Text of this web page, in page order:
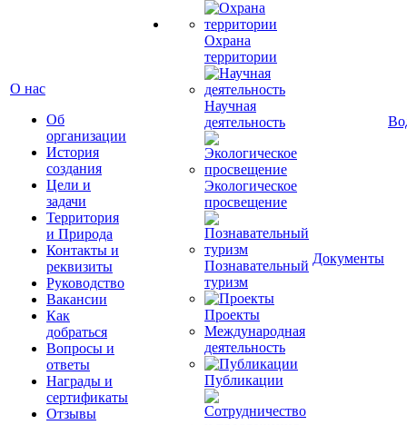
О нас
Об
организации
История
создания
Цели и
задачи
Территория
и Природа
Контакты и
реквизиты
Руководство
Вакансии
Как
добраться
Вопросы и
ответы
Награды и
сертификаты
Отзывы
Охрана
территории
Научная
деятельность
Экологическое
просвещение
Познавательный
туризм
Проекты
Международная
деятельность
Публикации
Документы